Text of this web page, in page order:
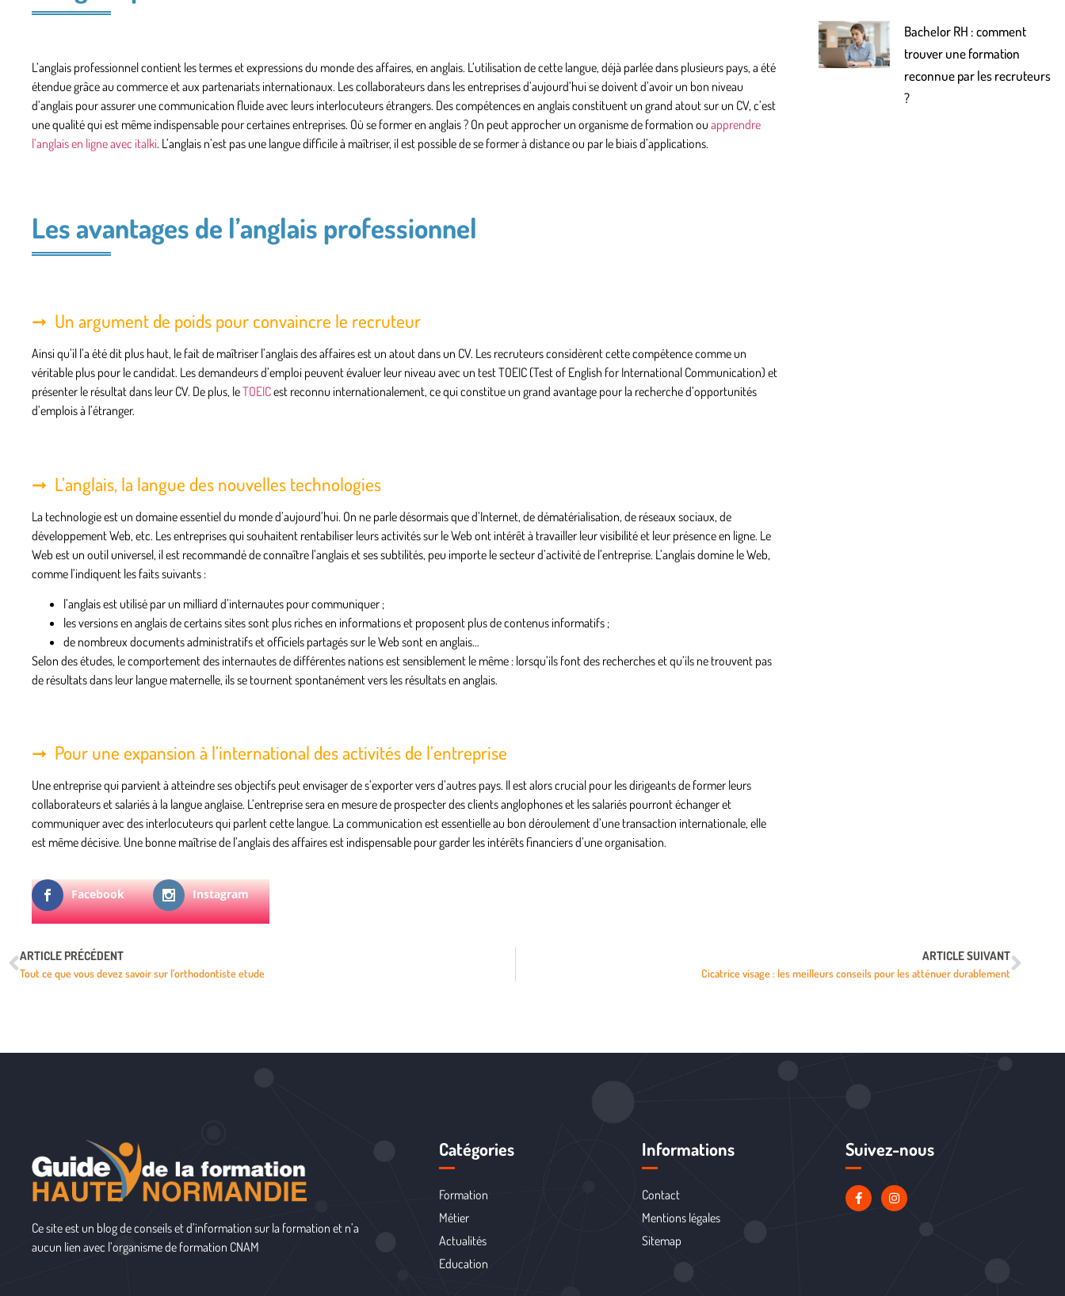
L’anglais professionnel contient les termes et expressions du monde des affaires, en anglais. L’utilisation de cette langue, déjà parlée dans plusieurs pays, a été
étendue grâce au commerce et aux partenariats internationaux. Les collaborateurs dans les entreprises d’aujourd’hui se doivent d’avoir un bon niveau
d’anglais pour assurer une communication fluide avec leurs interlocuteurs étrangers. Des compétences en anglais constituent un grand atout sur un CV, c’est
une qualité qui est même indispensable pour certaines entreprises. Où se former en anglais ? On peut approcher un organisme de formation ou apprendre
l’anglais en ligne avec italki. L’anglais n’est pas une langue difficile à maîtriser, il est possible de se former à distance ou par le biais d’applications.
Les avantages de l’anglais professionnel
Un argument de poids pour convaincre le recruteur
Ainsi qu’il l’a été dit plus haut, le fait de maîtriser l’anglais des affaires est un atout dans un CV. Les recruteurs considèrent cette compétence comme un
véritable plus pour le candidat. Les demandeurs d’emploi peuvent évaluer leur niveau avec un test TOEIC (Test of English for International Communication) et
présenter le résultat dans leur CV. De plus, leTOEICest reconnu internationalement, ce qui constitue un grand avantage pour la recherche d’opportunités
d’emplois à l’étranger.
L’anglais, la langue des nouvelles technologies
La technologie est un domaine essentiel du monde d’aujourd’hui. On ne parle désormais que d’Internet, de dématérialisation, de réseaux sociaux, de
développement Web, etc. Les entreprises qui souhaitent rentabiliser leurs activités sur le Web ont intérêt à travailler leur visibilité et leur présence en ligne. Le
Web est un outil universel, il est recommandé de connaître l’anglais et ses subtilités, peu importe le secteur d’activité de l’entreprise. L’anglais domine le Web,
comme l’indiquent les faits suivants :
l’anglais est utilisé par un milliard d’internautes pour communiquer ;
les versions en anglais de certains sites sont plus riches en informations et proposent plus de contenus informatifs ;
de nombreux documents administratifs et officiels partagés sur le Web sont en anglais…
Selon des études, le comportement des internautes de différentes nations est sensiblement le même : lorsqu’ils font des recherches et qu’ils ne trouvent pas
de résultats dans leur langue maternelle, ils se tournent spontanément vers les résultats en anglais.
Pour une expansion à l’international des activités de l’entreprise
Une entreprise qui parvient à atteindre ses objectifs peut envisager de s’exporter vers d’autres pays. Il est alors crucial pour les dirigeants de former leurs
collaborateurs et salariés à la langue anglaise. L’entreprise sera en mesure de prospecter des clients anglophones et les salariés pourront échanger et
communiquer avec des interlocuteurs qui parlent cette langue. La communication est essentielle au bon déroulement d’une transaction internationale, elle
est même décisive. Une bonne maîtrise de l’anglais des affaires est indispensable pour garder les intérêts financiers d’une organisation.
Facebook Instagram
Bachelor RH : comment
trouver une formation
reconnue par les recruteurs
?
ARTICLE PRÉCÉDENT
Tout ce que vous devez savoir sur l’orthodontiste etude
ARTICLE SUIVANT
Cicatrice visage : les meilleurs conseils pour les atténuer durablement
Ce site est un blog de conseils et d’information sur la formation et n’a
aucun lien avec l’organisme de formation CNAM
Catégories
Formation
Métier
Actualités
Education
Informations
Contact
Mentions légales
Sitemap
Suivez-nous